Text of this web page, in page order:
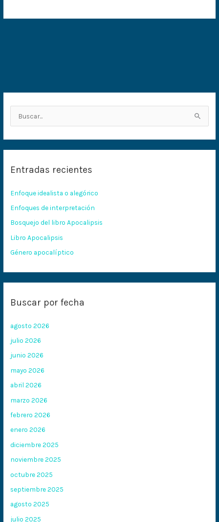
a
p
o
r
:
Entradas recientes
Enfoque idealista o alegórico
Enfoques de interpretación
Bosquejo del libro Apocalipsis
Libro Apocalipsis
Género apocalíptico
Buscar por fecha
agosto 2026
julio 2026
junio 2026
mayo 2026
abril 2026
marzo 2026
febrero 2026
enero 2026
diciembre 2025
noviembre 2025
octubre 2025
septiembre 2025
agosto 2025
julio 2025